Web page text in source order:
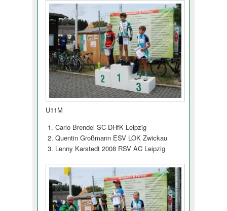
U11M
Carlo Brendel SC DHfK Leipzig
Quentin Großmann ESV LOK Zwickau
Lenny Karstedt 2008 RSV AC Leipzig